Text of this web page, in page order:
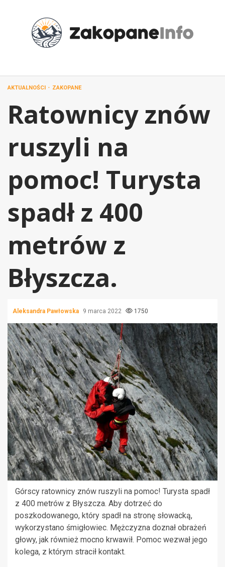
AKTUALNOŚCI ZAKOPANE
Ratownicy znów
ruszyli na
pomoc! Turysta
spadł z 400
metrów z
Błyszcza.
Aleksandra Pawłowska 9 marca 2022 1750
Górscy ratownicy znów ruszyli na pomoc! Turysta spadł
z 400 metrów z Błyszcza. Aby dotrzeć do
poszkodowanego, który spadł na stronę słowacką,
wykorzystano śmigłowiec. Mężczyzna doznał obrażeń
głowy, jak również mocno krwawił. Pomoc wezwał jego
kolega, z którym stracił kontakt.